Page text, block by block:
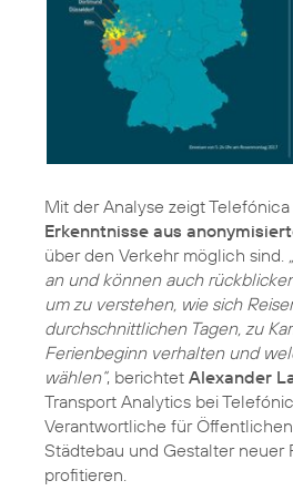
Mit der Analyse zeigt
Erkenntnisse aus
über den Verkehr möglich sind.
an und können auch
um zu verstehen, wie sich
durchschnittlichen Tagen, zu
Ferienbeginn verhalten und
wählen“, berichtet Alexander
Transport Analytics bei
Verantwortliche für
Städtebau und Gestalter neuer
profitieren.